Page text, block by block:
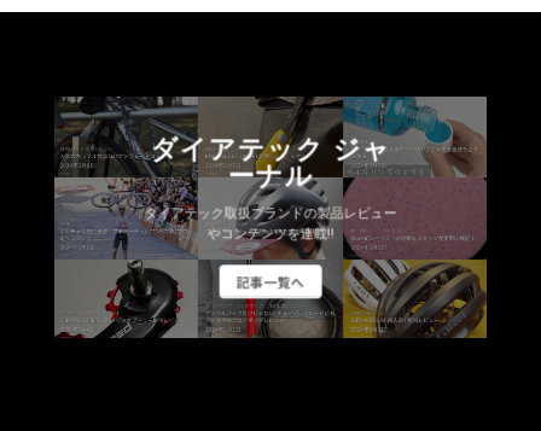
ダイアテック ジャ
ーナル
ダイアテック取扱ブランドの製品レビュー
やコンテンツを連載!!
記事一覧へ